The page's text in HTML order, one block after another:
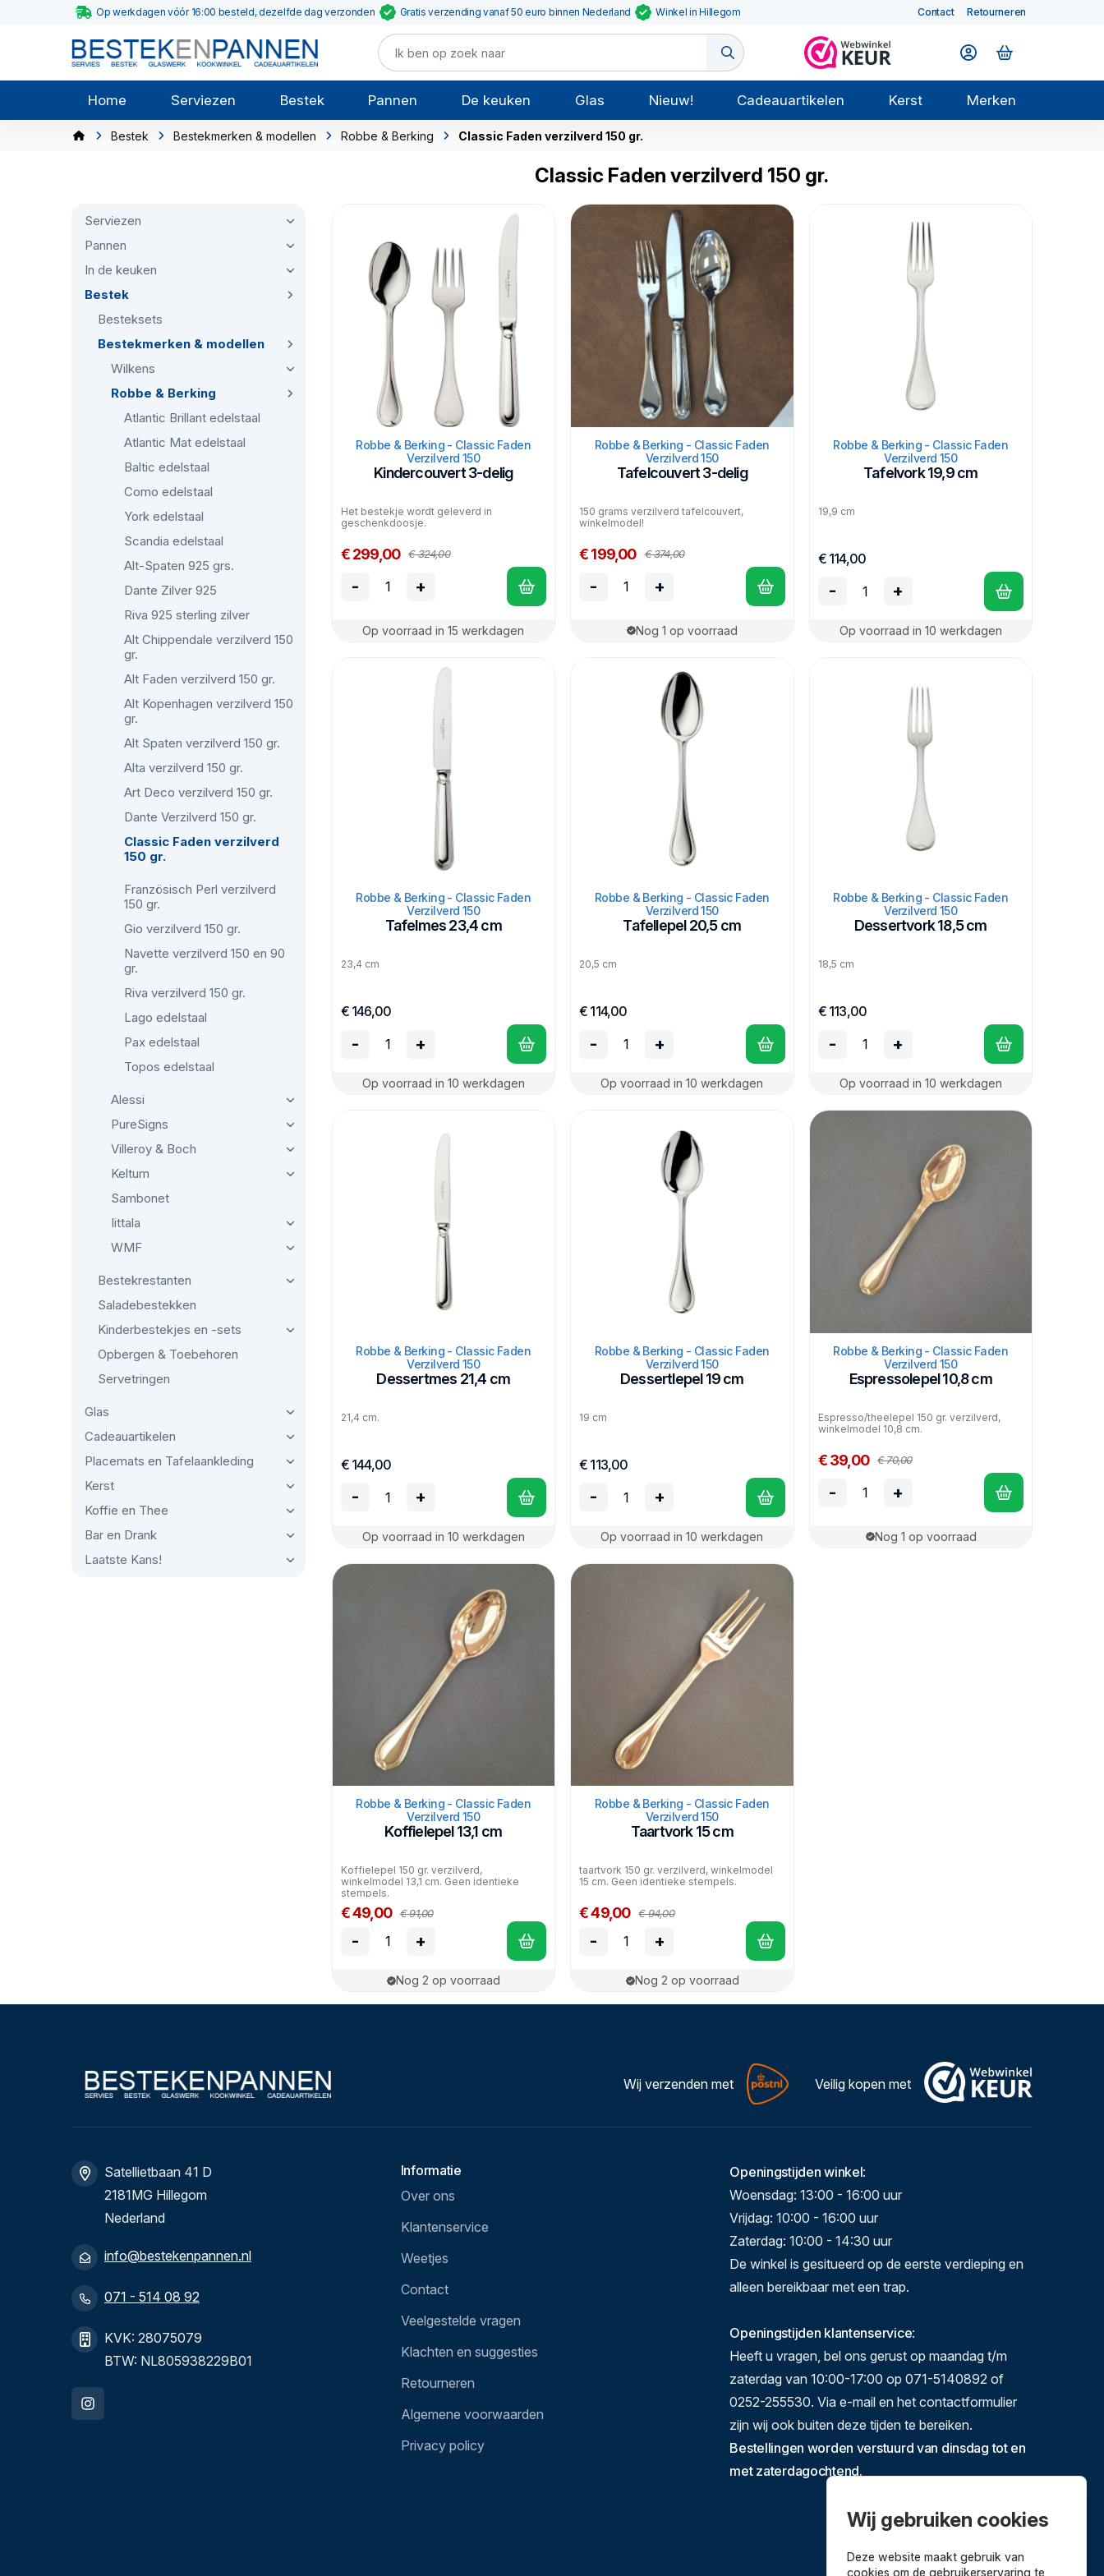
Op werkdagen vóór 16:00 besteld, dezelfde dag verzonden Gratis verzending vanaf 50 euro binnen Nederland Winkel in Hillegom Contact Retourneren
Home Serviezen Bestek Pannen De keuken Glas Nieuw! Cadeauartikelen Kerst Merken
Bestek Bestekmerken & modellen Robbe & Berking Classic Faden verzilverd 150 gr.
Serviezen
Pannen
In de keuken
Bestek
Besteksets
Bestekmerken & modellen
Wilkens
Robbe & Berking
Atlantic Brillant edelstaal
Atlantic Mat edelstaal
Baltic edelstaal
Como edelstaal
York edelstaal
Scandia edelstaal
Alt-Spaten 925 grs.
Dante Zilver 925
Riva 925 sterling zilver
Alt Chippendale verzilverd 150
gr.
Alt Faden verzilverd 150 gr.
Alt Kopenhagen verzilverd 150
gr.
Alt Spaten verzilverd 150 gr.
Alta verzilverd 150 gr.
Art Deco verzilverd 150 gr.
Dante Verzilverd 150 gr.
Classic Faden verzilverd
150 gr.
Französisch Perl verzilverd
150 gr.
Gio verzilverd 150 gr.
Navette verzilverd 150 en 90
gr.
Riva verzilverd 150 gr.
Lago edelstaal
Pax edelstaal
Topos edelstaal
Alessi
PureSigns
Villeroy & Boch
Keltum
Sambonet
Iittala
WMF
Bestekrestanten
Saladebestekken
Kinderbestekjes en -sets
Opbergen & Toebehoren
Servetringen
Glas
Cadeauartikelen
Placemats en Tafelaankleding
Kerst
Koffie en Thee
Bar en Drank
Laatste Kans!
Classic Faden verzilverd 150 gr.
Robbe & Berking - Classic Faden
Verzilverd 150
Kindercouvert 3-delig
Het bestekje wordt geleverd in
geschenkdoosje.
€ 299,00 € 324,00
- +
Op voorraad in 15 werkdagen
Robbe & Berking - Classic Faden
Verzilverd 150
Tafelcouvert 3-delig
150 grams verzilverd tafelcouvert,
winkelmodel!
€ 199,00 € 374,00
- +
Nog 1 op voorraad
Robbe & Berking - Classic Faden
Verzilverd 150
Tafelvork 19,9 cm
19,9 cm
€ 114,00
- +
Op voorraad in 10 werkdagen
Robbe & Berking - Classic Faden
Verzilverd 150
Tafelmes 23,4 cm
23,4 cm
€ 146,00
- +
Op voorraad in 10 werkdagen
Robbe & Berking - Classic Faden
Verzilverd 150
Tafellepel 20,5 cm
20,5 cm
€ 114,00
- +
Op voorraad in 10 werkdagen
Robbe & Berking - Classic Faden
Verzilverd 150
Dessertvork 18,5 cm
18,5 cm
€ 113,00
- +
Op voorraad in 10 werkdagen
Robbe & Berking - Classic Faden
Verzilverd 150
Dessertmes 21,4 cm
21,4 cm.
€ 144,00
- +
Op voorraad in 10 werkdagen
Robbe & Berking - Classic Faden
Verzilverd 150
Dessertlepel 19 cm
19 cm
€ 113,00
- +
Op voorraad in 10 werkdagen
Robbe & Berking - Classic Faden
Verzilverd 150
Espressolepel 10,8 cm
Espresso/theelepel 150 gr. verzilverd,
winkelmodel 10,8 cm.
€ 39,00 € 70,00
- +
Nog 1 op voorraad
Robbe & Berking - Classic Faden
Verzilverd 150
Koffielepel 13,1 cm
Koffielepel 150 gr. verzilverd,
winkelmodel 13,1 cm. Geen identieke
stempels.
€ 49,00 € 91,00
- +
Nog 2 op voorraad
Robbe & Berking - Classic Faden
Verzilverd 150
Taartvork 15 cm
taartvork 150 gr. verzilverd, winkelmodel
15 cm. Geen identieke stempels.
€ 49,00 € 94,00
- +
Nog 2 op voorraad
Wij verzenden met Veilig kopen met
Satellietbaan 41 D
2181MG Hillegom
Nederland
info@bestekenpannen.nl
071 - 514 08 92
KVK: 28075079
BTW: NL805938229B01
Informatie
Over ons
Klantenservice
Weetjes
Contact
Veelgestelde vragen
Klachten en suggesties
Retourneren
Algemene voorwaarden
Privacy policy
Openingstijden winkel:
Woensdag: 13:00 - 16:00 uur
Vrijdag: 10:00 - 16:00 uur
Zaterdag: 10:00 - 14:30 uur
De winkel is gesitueerd op de eerste verdieping en
alleen bereikbaar met een trap.
Openingstijden klantenservice:
Heeft u vragen, bel ons gerust op maandag t/m
zaterdag van 10:00-17:00 op 071-5140892 of
0252-255530. Via e-mail en het contactformulier
zijn wij ook buiten deze tijden te bereiken.
Bestellingen worden verstuurd van dinsdag tot en
met zaterdagochtend.
Wij gebruiken cookies
Deze website maakt gebruik van
cookies om de gebruikerservaring te